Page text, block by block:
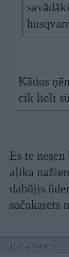
Kādus
cik lieli
Es te
aļika
dabūjis
sačakarēts
22. Jun 2026, 11:13